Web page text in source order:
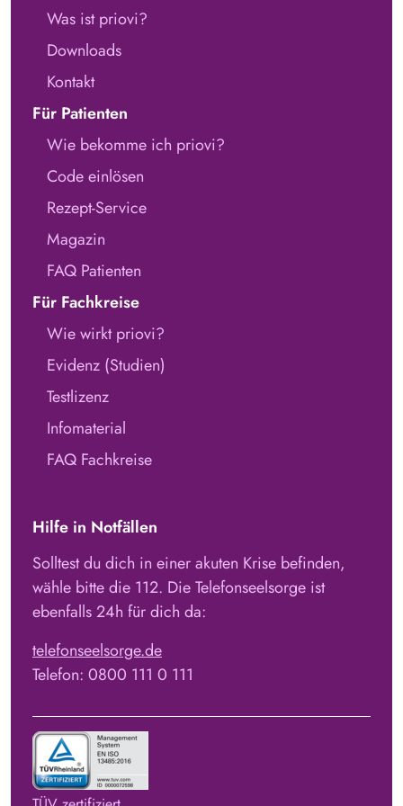
Was ist priovi?
Downloads
Kontakt
Für Patienten
Wie bekomme ich priovi?
Code einlösen
Rezept-Service
Magazin
FAQ Patienten
Für Fachkreise
Wie wirkt priovi?
Evidenz (Studien)
Testlizenz
Infomaterial
FAQ Fachkreise
Hilfe in Notfällen
Solltest du dich in einer akuten Krise befinden,
wähle bitte die 112. Die Telefonseelsorge ist
ebenfalls 24h für dich da:
telefonseelsorge.de
Telefon: 0800 111 0 111